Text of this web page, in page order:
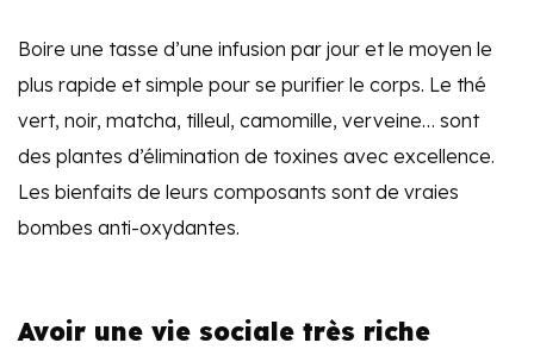
Boire une tasse d’une infusion par jour et le moyen le
plus rapide et simple pour se purifier le corps. Le thé
vert, noir, matcha, tilleul, camomille, verveine… sont
des plantes d’élimination de toxines avec excellence.
Les bienfaits de leurs composants sont de vraies
bombes anti-oxydantes.
Avoir une vie sociale très riche